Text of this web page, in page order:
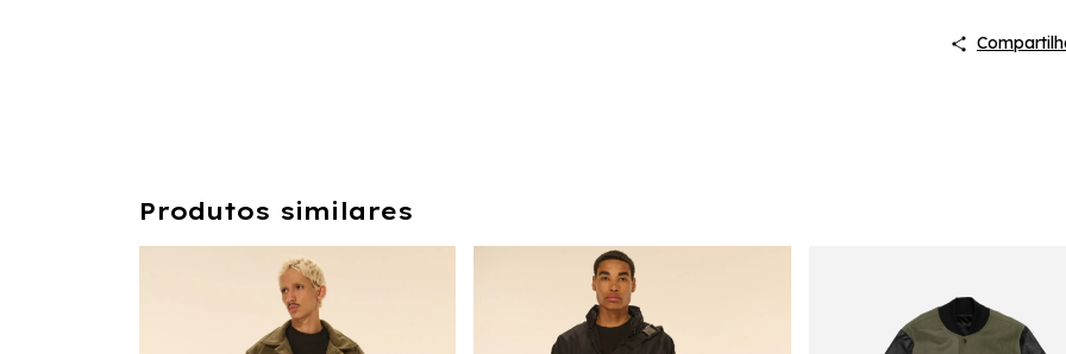
Produtos similares